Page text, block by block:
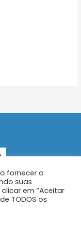
fornecer a
suas
em “Aceitar
TODOS os